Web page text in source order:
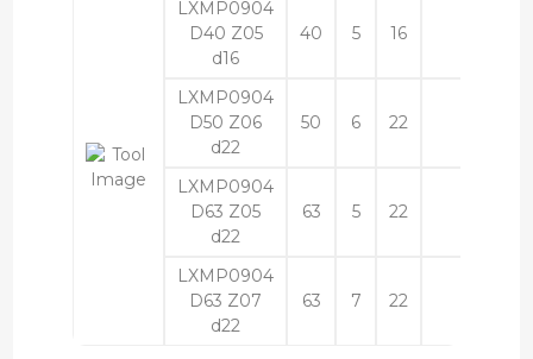
LXMP0904
D40 Z05
d16
40 5 16
LXMP0904
D50 Z06
d22
50 6 22
LXMP0904
D63 Z05
d22
63 5 22
LXMP0904
D63 Z07
d22
63 7 22